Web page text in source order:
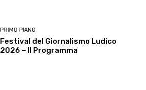
PRIMO PIANO
Festival del Giornalismo Ludico
2026 – Il Programma